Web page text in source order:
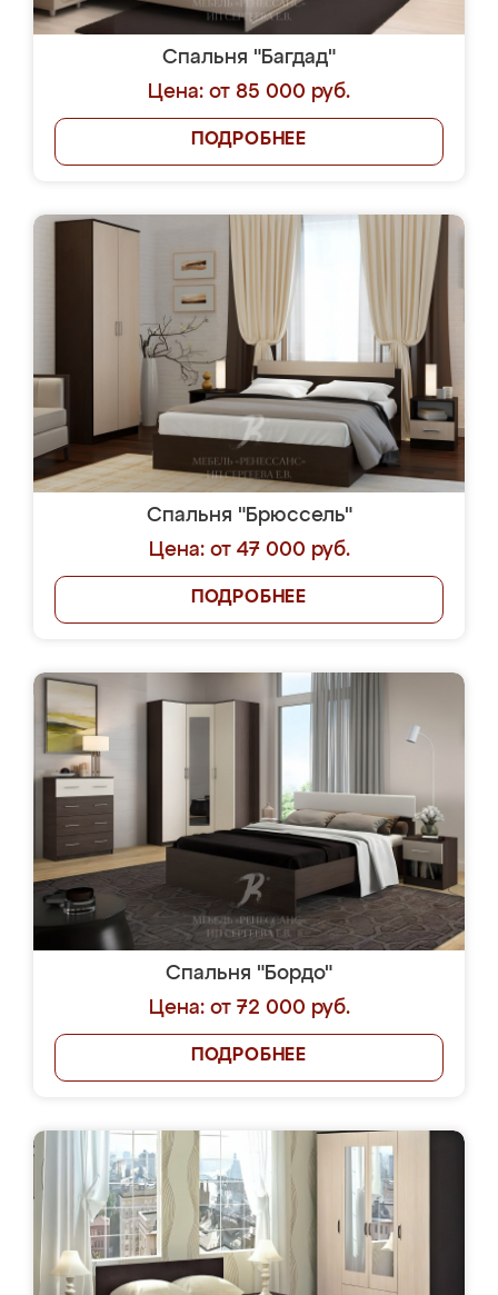
Спальня "Багдад"
Цена: от 85 000 руб.
ПОДРОБНЕЕ
Спальня "Брюссель"
Цена: от 47 000 руб.
ПОДРОБНЕЕ
Спальня "Бордо"
Цена: от 72 000 руб.
ПОДРОБНЕЕ